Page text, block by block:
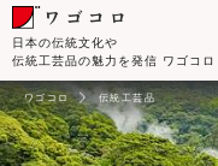
日本の伝統文化や
伝統工芸品の魅力を発信 ワゴコロ
ワゴコロ 伝統工芸品